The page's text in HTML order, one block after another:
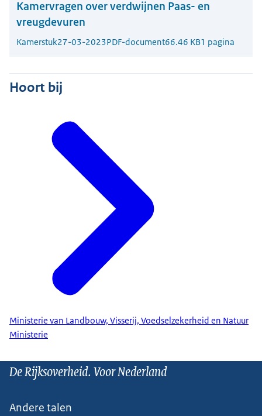
Kamervragen over verdwijnen Paas- en
vreugdevuren
Kamerstuk27-03-2023PDF-document66.46 KB1 pagina
Hoort bij
Ministerie van Landbouw, Visserij, Voedselzekerheid en Natuur
Ministerie
De Rijksoverheid. Voor Nederland
Andere talen